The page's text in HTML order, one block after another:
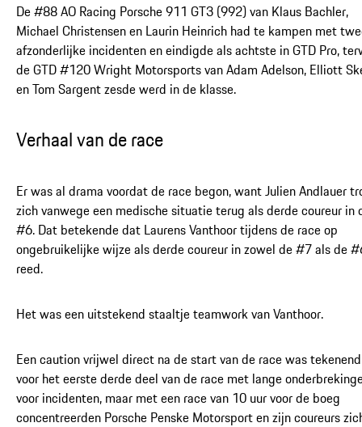
De #88 AO Racing Porsche 911 GT3 (992) van Klaus Bachler,
Michael Christensen en Laurin Heinrich had te kampen met
afzonderlijke incidenten en eindigde als achtste in GTD Pro,
de GTD #120 Wright Motorsports van Adam Adelson, Elliott
en Tom Sargent zesde werd in de klasse.
Verhaal van de race
Er was al drama voordat de race begon, want Julien Andlauer
zich vanwege een medische situatie terug als derde coureur in
#6. Dat betekende dat Laurens Vanthoor tijdens de race op
ongebruikelijke wijze als derde coureur in zowel de #7 als de
reed.
Het was een uitstekend staaltje teamwork van Vanthoor.
Een caution vrijwel direct na de start van de race was tekenend
voor het eerste derde deel van de race met lange
voor incidenten, maar met een race van 10 uur voor de boeg
concentreerden Porsche Penske Motorsport en zijn coureurs